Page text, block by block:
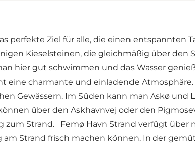
perfekte Ziel für alle, die einen entspannten
Kieselsteinen, die gleichmäßig über den
hier gut schwimmen und das Wasser
eine charmante und einladende
Gewässern. Im Süden kann man Askø
über den Askhavnvej oder den
zum Strand. Femø Havn Strand verfügt
am Strand frisch machen können. In der